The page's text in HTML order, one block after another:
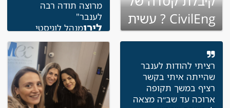
CivilEng ? עשית
שינוי בקריירה
מרוצה תודה רבה
לענבר"
לירןמנהל לוגיסטי
רציתי להודות לענבר
שהייתה איתי בקשר
רציף במשך תקופה
ארוכה עד שב״ה מצאה